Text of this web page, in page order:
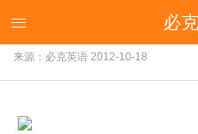
 必
打电话用
来源：必克英语 2012-10-18